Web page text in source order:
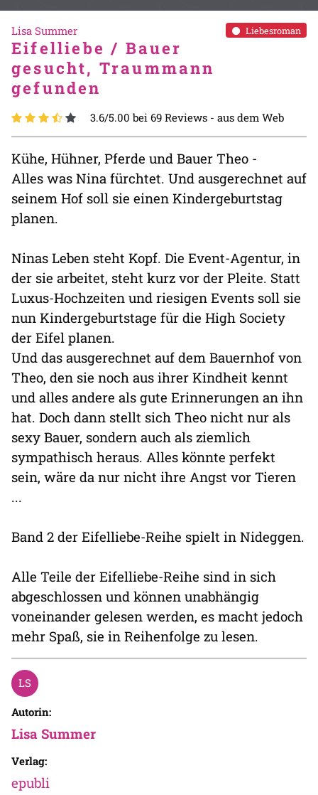
Liebesroman
Lisa Summer
Eifelliebe / Bauer
gesucht, Traummann
gefunden
3.6/5.00 bei 69 Reviews - aus dem Web
Kühe, Hühner, Pferde und Bauer Theo -
Alles was Nina fürchtet. Und ausgerechnet auf
seinem Hof soll sie einen Kindergeburtstag
planen.
Ninas Leben steht Kopf. Die Event-Agentur, in
der sie arbeitet, steht kurz vor der Pleite. Statt
Luxus-Hochzeiten und riesigen Events soll sie
nun Kindergeburtstage für die High Society
der Eifel planen.
Und das ausgerechnet auf dem Bauernhof von
Theo, den sie noch aus ihrer Kindheit kennt
und alles andere als gute Erinnerungen an ihn
hat. Doch dann stellt sich Theo nicht nur als
sexy Bauer, sondern auch als ziemlich
sympathisch heraus. Alles könnte perfekt
sein, wäre da nur nicht ihre Angst vor Tieren
...
Band 2 der Eifelliebe-Reihe spielt in Nideggen.
Alle Teile der Eifelliebe-Reihe sind in sich
abgeschlossen und können unabhängig
voneinander gelesen werden, es macht jedoch
mehr Spaß, sie in Reihenfolge zu lesen.
Autorin:
Lisa Summer
Verlag:
epubli